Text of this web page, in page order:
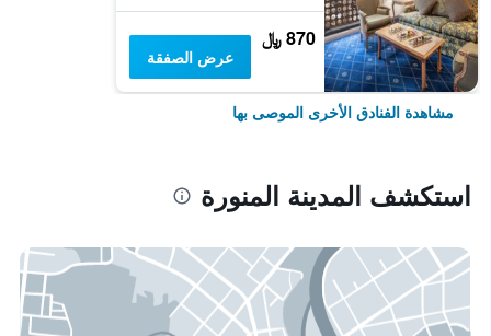
870 ﷼
عرض الصفقة
مشاهدة الفنادق الأخرى الموصى بها
استكشف المدينة المنورة